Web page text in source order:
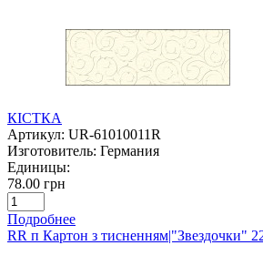
КІСТКА
Артикул: UR-61010011R
Изготовитель: Германия
Единицы:
78.00 грн
Подробнее
RR п Картон з